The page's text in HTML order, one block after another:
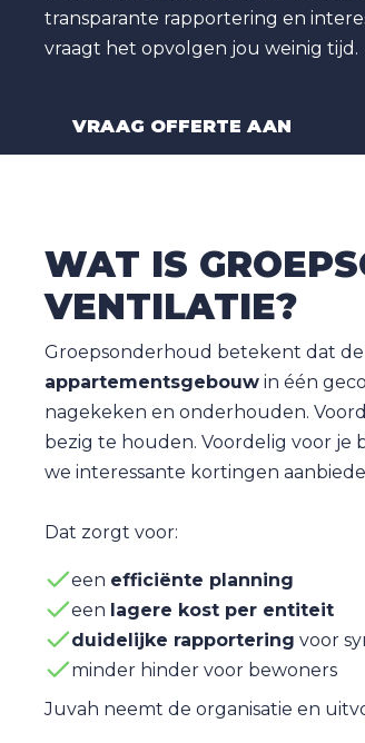
transparante rapportering en
vraagt het opvolgen jou weinig tijd.
VRAAG OFFERTE AAN
WAT IS
VENTILATIE?
Groepsonderhoud betekent dat
appartementsgebouw in één
nagekeken en onderhouden.
bezig te houden. Voordelig voor
we interessante kortingen
Dat zorgt voor:
een efficiënte planning
een lagere kost per entiteit
duidelijke rapportering voor
minder hinder voor bewoners
Juvah neemt de organisatie en